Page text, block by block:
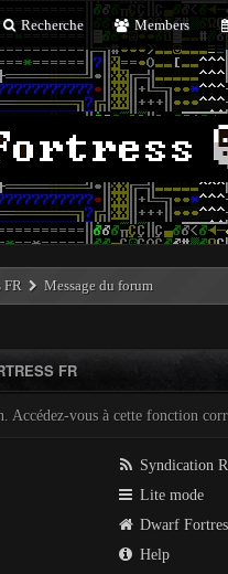
Recherche Members
FR Message du forum
FR
Accédez-vous à cette fonction
Syndication
Lite mode
Dwarf
Help